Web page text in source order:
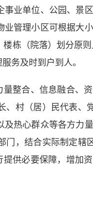
业单位、公园、景
管理小区可根据大小
栋（院落）划分原
务及时到户到人。
整合、信息融合、
村（居）民代表、党
热心群众等各方力量
，结合实际制定辖
供必要保障，增加